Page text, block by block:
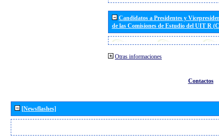
Candidatos a Presidentes y
de las Comisiones de Estudio del UIT R
Otras informaciones
Contactos
[Newsflashes]